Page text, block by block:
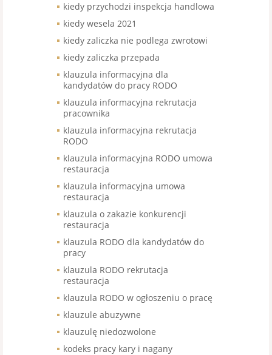
kiedy przychodzi inspekcja handlowa
kiedy wesela 2021
kiedy zaliczka nie podlega zwrotowi
kiedy zaliczka przepada
klauzula informacyjna dla
kandydatów do pracy RODO
klauzula informacyjna rekrutacja
pracownika
klauzula informacyjna rekrutacja
RODO
klauzula informacyjna RODO umowa
restauracja
klauzula informacyjna umowa
restauracja
klauzula o zakazie konkurencji
restauracja
klauzula RODO dla kandydatów do
pracy
klauzula RODO rekrutacja
restauracja
klauzula RODO w ogłoszeniu o pracę
klauzule abuzywne
klauzulę niedozwolone
kodeks pracy kary i nagany